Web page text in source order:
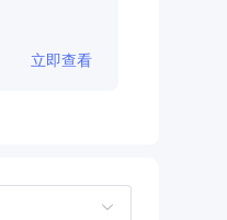
立即查看